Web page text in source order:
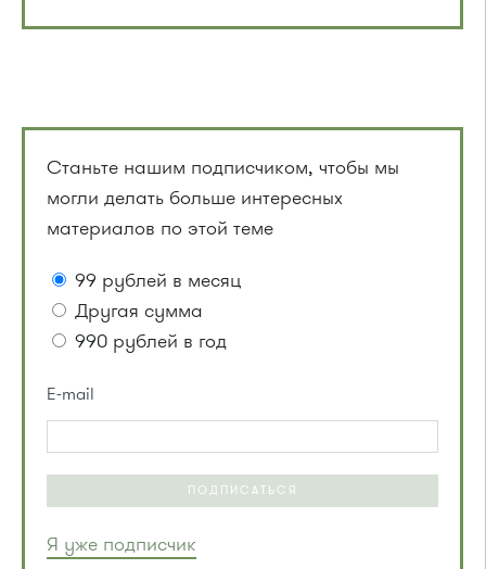
Станьте нашим подписчиком, чтобы мы
могли делать больше интересных
материалов по этой теме
99 рублей в месяц
Другая сумма
990 рублей в год
E-mail
ПОДПИСАТЬСЯ
Я уже подписчик